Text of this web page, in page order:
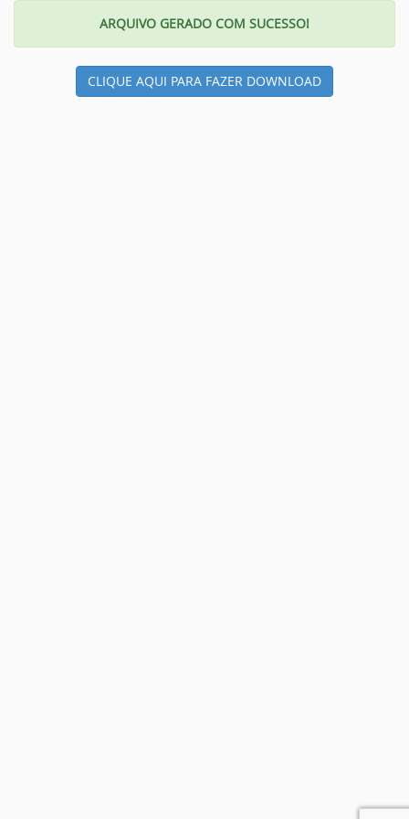
ARQUIVO GERADO COM SUCESSO!
CLIQUE AQUI PARA FAZER DOWNLOAD